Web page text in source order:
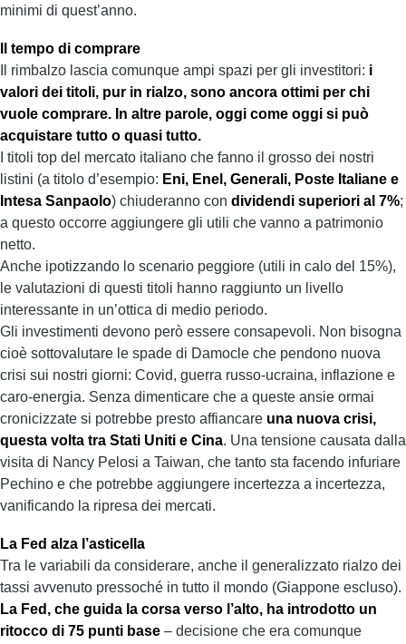
minimi di quest’anno.
Il tempo di comprare
Il rimbalzo lascia comunque ampi spazi per gli investitori: i
valori dei titoli, pur in rialzo, sono ancora ottimi per chi
vuole comprare. In altre parole, oggi come oggi si può
acquistare tutto o quasi tutto.
I titoli top del mercato italiano che fanno il grosso dei nostri
listini (a titolo d’esempio: Eni, Enel, Generali, Poste Italiane e
Intesa Sanpaolo) chiuderanno con dividendi superiori al 7%;
a questo occorre aggiungere gli utili che vanno a patrimonio
netto.
Anche ipotizzando lo scenario peggiore (utili in calo del 15%),
le valutazioni di questi titoli hanno raggiunto un livello
interessante in un’ottica di medio periodo.
Gli investimenti devono però essere consapevoli. Non bisogna
cioè sottovalutare le spade di Damocle che pendono nuova
crisi sui nostri giorni: Covid, guerra russo-ucraina, inflazione e
caro-energia. Senza dimenticare che a queste ansie ormai
cronicizzate si potrebbe presto affiancare una nuova crisi,
questa volta tra Stati Uniti e Cina. Una tensione causata dalla
visita di Nancy Pelosi a Taiwan, che tanto sta facendo infuriare
Pechino e che potrebbe aggiungere incertezza a incertezza,
vanificando la ripresa dei mercati.
La Fed alza l’asticella
Tra le variabili da considerare, anche il generalizzato rialzo dei
tassi avvenuto pressoché in tutto il mondo (Giappone escluso).
La Fed, che guida la corsa verso l’alto, ha introdotto un
ritocco di 75 punti base – decisione che era comunque